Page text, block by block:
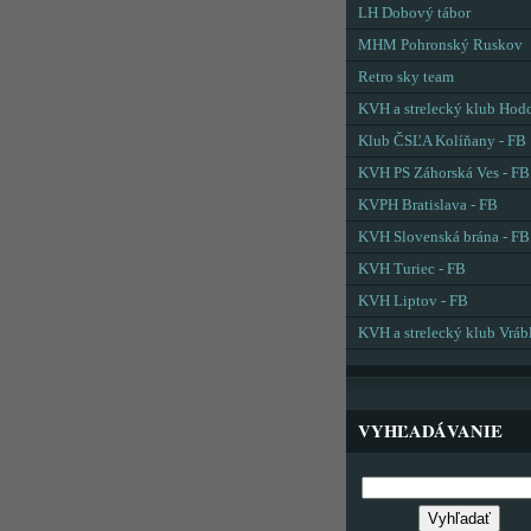
LH Dobový tábor
MHM Pohronský Ruskov
Retro sky team
KVH a strelecký klub
Klub ČSĽA Kolíňany - FB
KVH PS Záhorská Ves - FB
KVPH Bratislava - FB
KVH Slovenská brána - FB
KVH Turiec - FB
KVH Liptov - FB
KVH a strelecký klub
VYHĽADÁVANIE